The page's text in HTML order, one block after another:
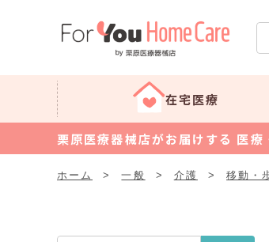
在宅医療
栗原医療器械店がお届けする 医
ホーム > 一般 > 介護 > 移動・